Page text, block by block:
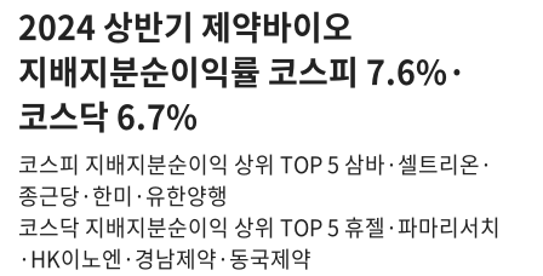
2024 상반기 제약바이오
지배지분순이익률 코스피 7.6%·
코스닥 6.7%
코스피 지배지분순이익 상위 TOP 5 삼바·셀트리온·
종근당·한미·유한양행
코스닥 지배지분순이익 상위 TOP 5 휴젤·파마리서치
·HK이노엔·경남제약·동국제약